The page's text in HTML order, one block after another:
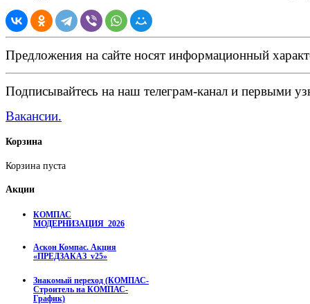
Предложения на сайте носят информационный
Подписывайтесь на наш телеграм-канал и первыми
Вакансии.
Корзина
Корзина пуста
Акции
КОМПАС
МОДЕРНИЗАЦИЯ_2026
Аскон Компас. Акция
«ПРЕДЗАКАЗ_v25»
Знакомый переход (КОМПАС-
Строитель на КОМПАС-
График)